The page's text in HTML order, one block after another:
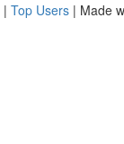
| Top Users | Made